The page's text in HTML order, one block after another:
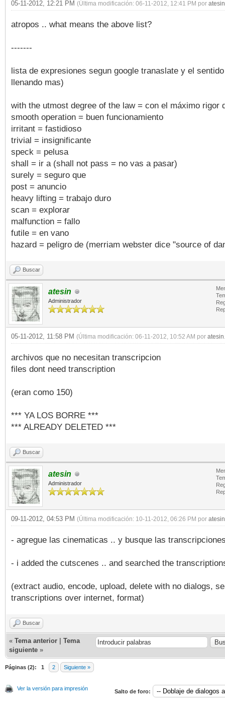
05-11-2012, 12:21 PM (Última modificación: 06-11-2012, 12:41 PM por atesin
atropos .. what means the above list?
-------
lista de expresiones segun google tranaslate y el
llenando mas)
with the utmost degree of the law = con el máximo rigor
smooth operation = buen funcionamiento
irritant = fastidioso
trivial = insignificante
speck = pelusa
shall = ir a (shall not pass = no vas a pasar)
surely = seguro que
post = anuncio
heavy lifting = trabajo duro
scan = explorar
malfunction = fallo
futile = en vano
hazard = peligro de (merriam webster dice "source of
Buscar
atesin
Administrador
05-11-2012, 11:58 PM (Última modificación: 06-11-2012, 10:52 AM por atesin
archivos que no necesitan transcripcion
files dont need transcription
(eran como 150)
*** YA LOS BORRE ***
*** ALREADY DELETED ***
Buscar
atesin
Administrador
09-11-2012, 04:53 PM (Última modificación: 10-11-2012, 06:26 PM por atesin
- agregue las cinematicas .. y busque las
- i added the cutscenes .. and searched the
(extract audio, encode, upload, delete with no dialogs,
transcriptions over internet, format)
Buscar
« Tema anterior
Tema
siguiente »
Páginas (2): 1 2 Siguiente »
Ver la versión para impresión Salto de foro: